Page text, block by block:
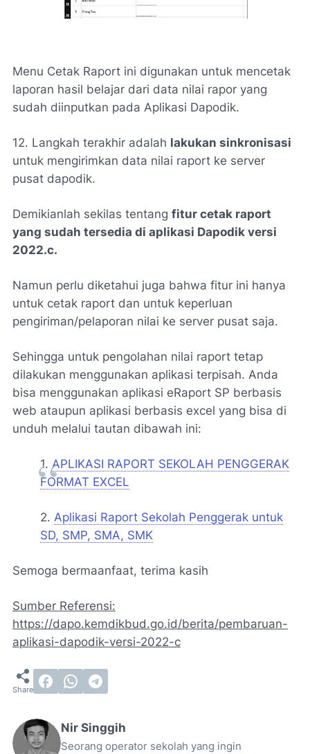
Menu Cetak Raport ini digunakan untuk mencetak
laporan hasil belajar dari data nilai rapor yang
sudah diinputkan pada Aplikasi Dapodik.
12. Langkah terakhir adalah lakukan sinkronisasi
untuk mengirimkan data nilai raport ke server
pusat dapodik.
Demikianlah sekilas tentang fitur cetak raport
yang sudah tersedia di aplikasi Dapodik versi
2022.c.
Namun perlu diketahui juga bahwa fitur ini hanya
untuk cetak raport dan untuk keperluan
pengiriman/pelaporan nilai ke server pusat saja.
Sehingga untuk pengolahan nilai raport tetap
dilakukan menggunakan aplikasi terpisah. Anda
bisa menggunakan aplikasi eRaport SP berbasis
web ataupun aplikasi berbasis excel yang bisa di
unduh melalui tautan dibawah ini:
1. APLIKASI RAPORT SEKOLAH PENGGERAK
FORMAT EXCEL
2. Aplikasi Raport Sekolah Penggerak untuk
SD, SMP, SMA, SMK
Semoga bermaanfaat, terima kasih
Sumber Referensi:
https://dapo.kemdikbud.go.id/berita/pembaruan-
aplikasi-dapodik-versi-2022-c
Nir Singgih
Seorang operator sekolah yang ingin